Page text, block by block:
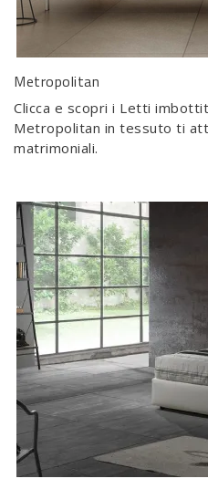
Metropolitan
Clicca e scopri i Letti
Metropolitan in tessuto ti
matrimoniali.